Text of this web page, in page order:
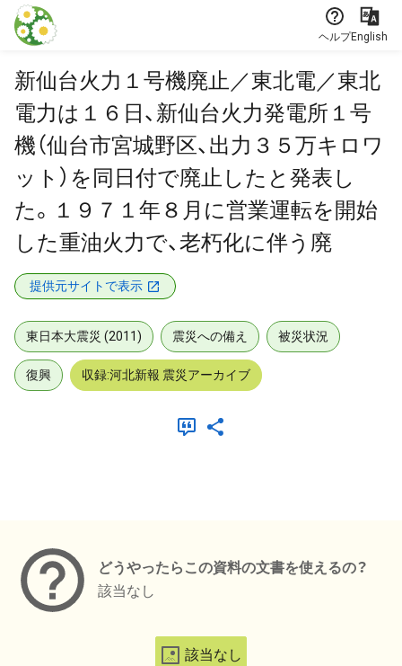
本文に飛ぶ
ヘルプEnglish
新仙台火力１号機廃止／東北電／東北
電力は１６日、新仙台火力発電所１号
機（仙台市宮城野区、出力３５万キロワ
ット）を同日付で廃止したと発表し
た。１９７１年８月に営業運転を開始
した重油火力で、老朽化に伴う廃
提供元サイトで表示
東日本大震災 (2011) 震災への備え 被災状況
復興 収録:河北新報 震災アーカイブ
どうやったらこの資料の文書を使えるの？
該当なし
該当なし